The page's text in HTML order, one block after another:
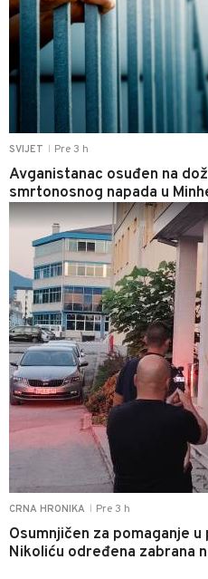
SVIJET Pre 3 h
Avganistanac osuđen na
smrtonosnog napada u
CRNA HRONIKA Pre 3 h
Osumnjičen za pomaganje
Nikoliću određena zabrana